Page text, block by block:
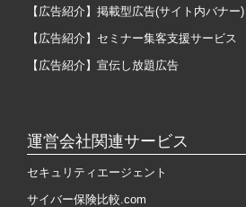
【広告紹介】掲載型広告(サイト内バナー)
【広告紹介】セミナー集客支援サービス
【広告紹介】宣伝し放題広告
運営会社関連サービス
セキュリティエージェント
サイバー保険比較.com